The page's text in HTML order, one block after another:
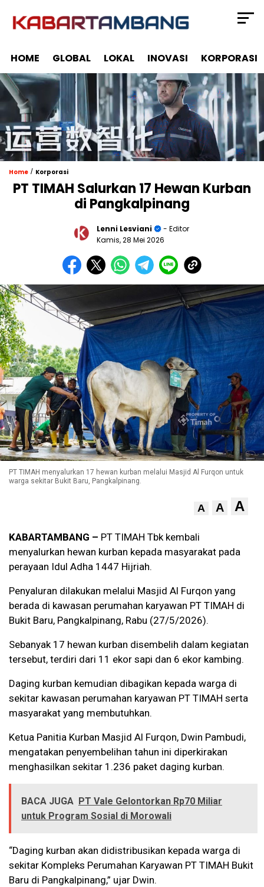
HOME GLOBAL LOKAL INOVASI KORPORASI
Home / Korporasi
PT TIMAH Salurkan 17 Hewan Kurban
di Pangkalpinang
Lenni Lesviani
- Editor
Kamis, 28 Mei 2026
PT TIMAH menyalurkan 17 hewan kurban melalui Masjid Al Furqon untuk
warga sekitar Bukit Baru, Pangkalpinang.
A A A
KABARTAMBANG – PT TIMAH Tbk kembali
menyalurkan hewan kurban kepada masyarakat pada
perayaan Idul Adha 1447 Hijriah.
Penyaluran dilakukan melalui Masjid Al Furqon yang
berada di kawasan perumahan karyawan PT TIMAH di
Bukit Baru, Pangkalpinang, Rabu (27/5/2026).
Sebanyak 17 hewan kurban disembelih dalam kegiatan
tersebut, terdiri dari 11 ekor sapi dan 6 ekor kambing.
Daging kurban kemudian dibagikan kepada warga di
sekitar kawasan perumahan karyawan PT TIMAH serta
masyarakat yang membutuhkan.
Ketua Panitia Kurban Masjid Al Furqon, Dwin Pambudi,
mengatakan penyembelihan tahun ini diperkirakan
menghasilkan sekitar 1.236 paket daging kurban.
BACA JUGA PT Vale Gelontorkan Rp70 Miliar
untuk Program Sosial di Morowali
“Daging kurban akan didistribusikan kepada warga di
sekitar Kompleks Perumahan Karyawan PT TIMAH Bukit
Baru di Pangkalpinang,” ujar Dwin.